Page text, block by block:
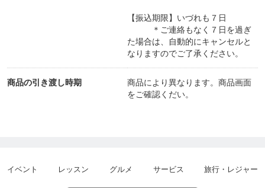
【振込期限】いづれも７日
＊ご連絡もなく７日を過ぎ
た場合は、自動的にキャンセルと
なりますのでご了承ください。
商品の引き渡し時期
商品により異なります。商品画面
をご確認くだい。
イベント レッスン グルメ サービス 旅行・レジャー